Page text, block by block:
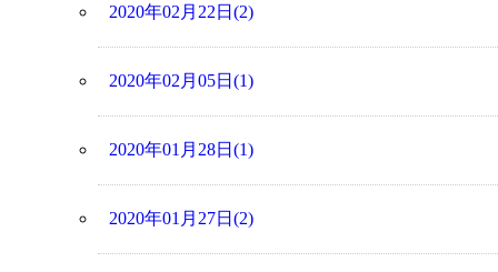
2020年02月22日(2)
2020年02月05日(1)
2020年01月28日(1)
2020年01月27日(2)